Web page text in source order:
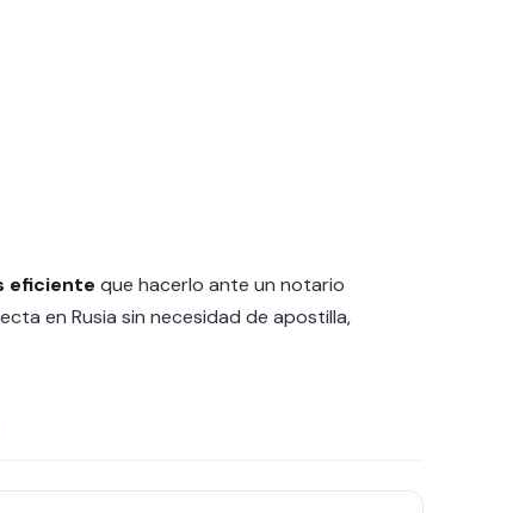
eficiente que hacerlo ante un notario
en Rusia sin necesidad de apostilla,